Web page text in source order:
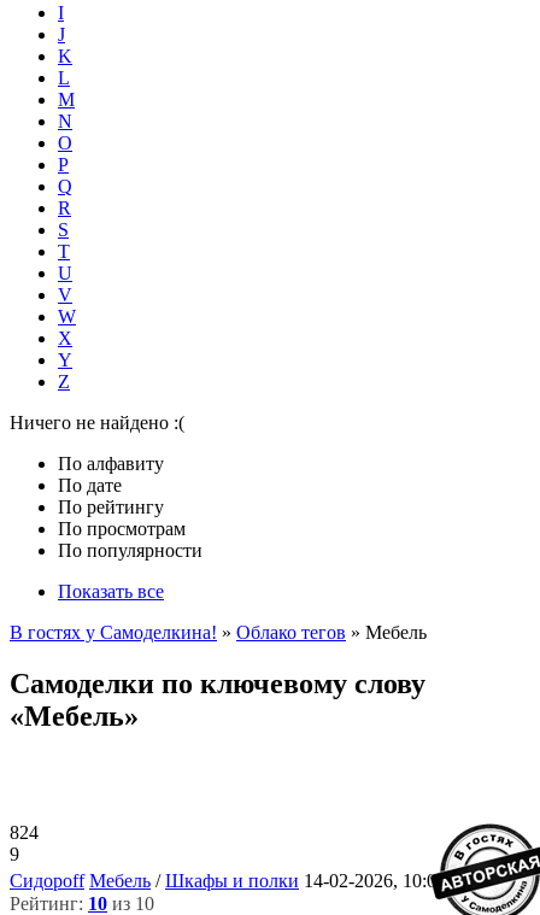
I
J
K
L
M
N
O
P
Q
R
S
T
U
V
W
X
Y
Z
Ничего не найдено :(
По алфавиту
По дате
По рейтингу
По просмотрам
По популярности
Показать все
В гостях у Самоделкина! » Облако тегов » Мебель
Самоделки по ключевому слову
«Мебель»
824
9
Сидороff Мебель /Шкафы и полки 14-02-2026, 10:03 5
Рейтинг: 10 из 10